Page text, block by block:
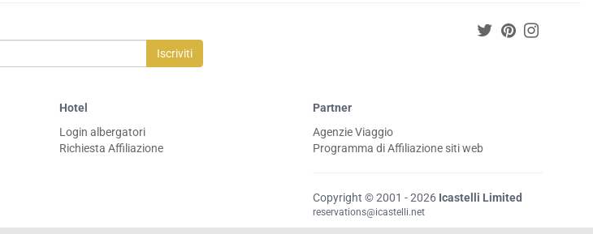
Iscriviti
Hotel
Login albergatori
Richiesta Affiliazione
Partner
Agenzie Viaggio
Programma di Affiliazione siti web
Copyright © 2001 - 2026 Icastelli Limited
reservations@icastelli.net